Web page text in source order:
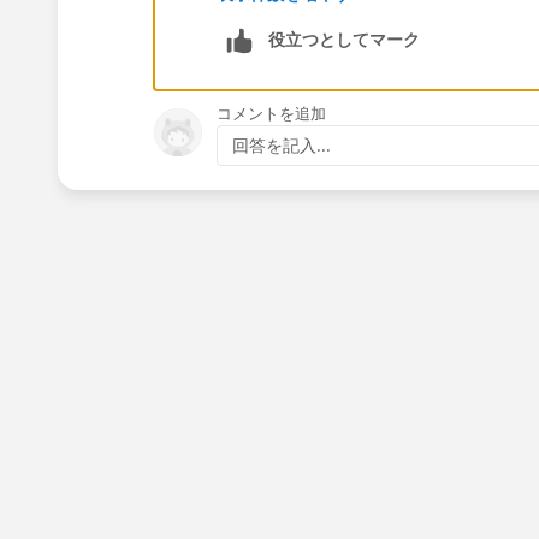
2) Field is a formula field - As these
these will remain locked and cant be
役立つとしてマーク
コメントを追加
回答を記入...